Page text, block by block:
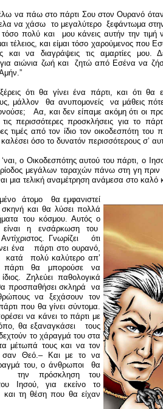
να πάω στο πάρτι Σου στον Ουρανό
να χάσω το μεγαλύτερο ξεφάντωμα στην
πολύ και μου κάνεις αυτήν την τιμή
τέλειος, και είμαι τόσο χαρούμενος που
και να διαγράψεις τις αμαρτίες μου.
αιώνια ζωή και ζητώ από Εσένα να
ότι θα γίνει ένα πάρτι, και ότι θα
μάλλον θα ανυπομονείς να μάθεις
Αα, και δεν είπαμε ακόμη ότι οι
τις περισσότερες προσκλήσεις για το
τιμές από τον ίδιο τον οικοδεσπότη του
καλέσει όσο το δυνατόν περισσότερους σ’
ο Οικοδεσπότης αυτού του πάρτι, ο
μεγάλων ταραχών πάνω στη γη πριν
μια τελική αναμέτρηση ανάμεσα στο καλό
άτομο θα εμφανιστεί
και θα λύσει πολλά
του κόσμου. Αυτός ο
η ενσάρκωση του
Γνωρίζει ότι
ένα πάρτι στο ουρανό,
κατά πολύ καλύτερο απ’
πάρτι θα μπορούσε να
Ζηλεύει παθολογικά
προσπαθήσει σκληρά να
να ξεχάσουν τον
που θα γίνει σύντομα.
να κάνει το πάρτι με
θα εξαναγκάσει τους
το χάραγμά του στα
μέτωπά τους και να τον
σαν Θεό.– Και με το να
του, ο άνθρωποι θα
την πρόσκληση του
Ιησού, για εκείνο το
και τη θέση που θα είχαν